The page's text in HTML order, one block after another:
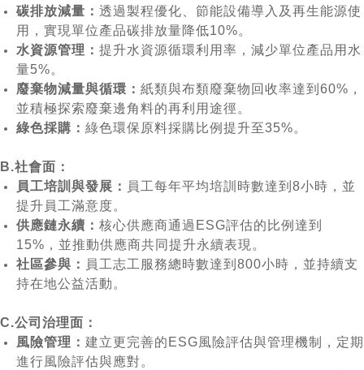
碳排放減量： 透過製程優化、節能設備導入及再生能源使
用，實現單位產品碳排放量降低10%。
水資源管理： 提升水資源循環利用率，減少單位產品用水
量5%。
廢棄物減量與循環： 紙類與布類廢棄物回收率達到60%，
並積極探索廢棄邊角料的再利用途徑。
綠色採購： 綠色環保原料採購比例提升至35%。
B.社會面：
員工培訓與發展： 員工每年平均培訓時數達到8小時，並
提升員工滿意度。
供應鏈永續： 核心供應商通過ESG評估的比例達到
15%，並推動供應商共同提升永續表現。
社區參與： 員工志工服務總時數達到800小時，並持續支
持在地公益活動。
C.公司治理面：
風險管理： 建立更完善的ESG風險評估與管理機制，定期
進行風險評估與應對。